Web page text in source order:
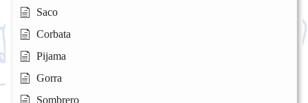
Saco
Corbata
Pijama
Gorra
Sombrero